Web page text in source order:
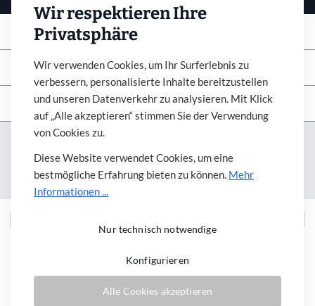
Service
Info
Newsletter abonnieren
Zahlung und Versand
Datenschutz
Information zur Barrierefreiheit
Cookie Einstellungen
* Alle Preise inkl. gesetzl. Mehrwertsteuer zzgl.Versandkosten
Wir respektieren Ihre
Privatsphäre
Wir verwenden Cookies, um Ihr Surferlebnis zu
verbessern, personalisierte Inhalte bereitzustellen
und unseren Datenverkehr zu analysieren. Mit Klick
auf „Alle akzeptieren“ stimmen Sie der Verwendung
von Cookies zu.
Diese Website verwendet Cookies, um eine
bestmögliche Erfahrung bieten zu können. Mehr
Informationen ...
Nur technisch notwendige
Konfigurieren
Alle Cookies akzeptieren